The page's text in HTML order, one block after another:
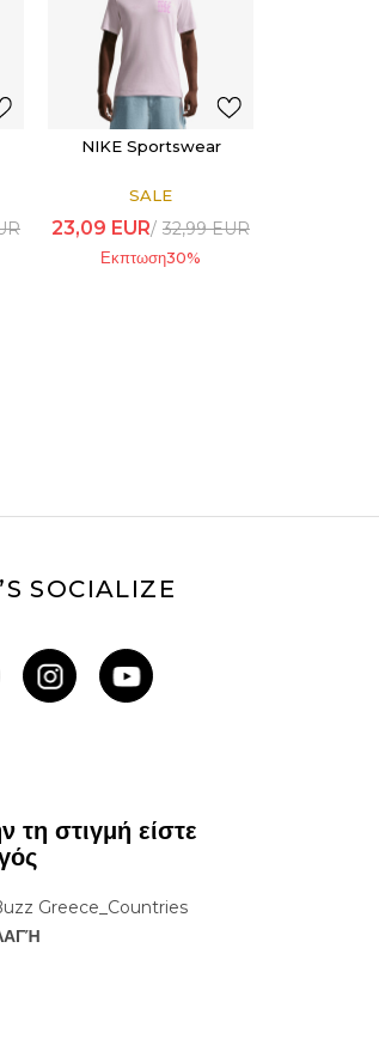
NIKE Sportswear
SALE
23,09 EUR 32,99EUR
Εκπτωση30%
SOCIALIZE
τη στιγμή είστε
Greece_Countries